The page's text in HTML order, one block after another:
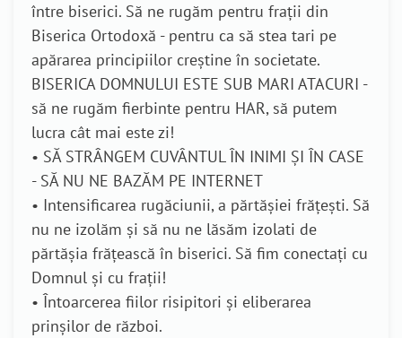
între biserici. Să ne rugăm pentru frații din
Biserica Ortodoxă - pentru ca să stea tari pe
apărarea principiilor creștine în societate.
BISERICA DOMNULUI ESTE SUB MARI ATACURI -
să ne rugăm fierbinte pentru HAR, să putem
lucra cât mai este zi!
• SĂ STRÂNGEM CUVÂNTUL ÎN INIMI ȘI ÎN CASE
- SĂ NU NE BAZĂM PE INTERNET
• Intensificarea rugăciunii, a părtășiei frățești. Să
nu ne izolăm și să nu ne lăsăm izolati de
părtășia frățească în biserici. Să fim conectați cu
Domnul și cu frații!
• Întoarcerea fiilor risipitori și eliberarea
prinșilor de război.